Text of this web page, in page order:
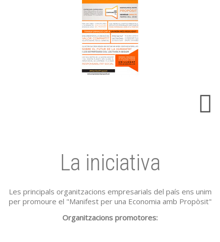
La iniciativa
Les principals organitzacions empresarials del país ens unim
per promoure el "Manifest per una Economia amb Propòsit"
Organitzacions promotores: